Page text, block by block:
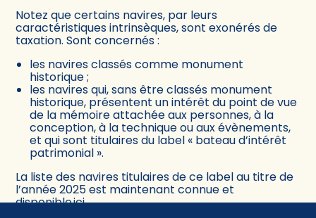
Notez que certains navires, par leurs
caractéristiques intrinsèques, sont exonérés de
taxation. Sont concernés :
les navires classés comme monument
historique ;
les navires qui, sans être classés monument
historique, présentent un intérêt du point de vue
de la mémoire attachée aux personnes, à la
conception, à la technique ou aux évènements,
et qui sont titulaires du label « bateau d’intérêt
patrimonial ».
La liste des navires titulaires de ce label au titre de
l’année 2025 est maintenant connue et
disponibleici.